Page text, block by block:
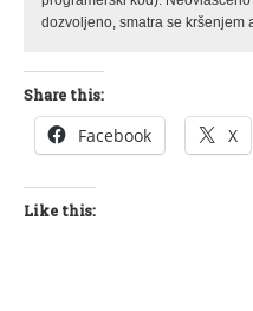
dozvoljeno, smatra se kršenjem
Share this:
Facebook X
Like this: